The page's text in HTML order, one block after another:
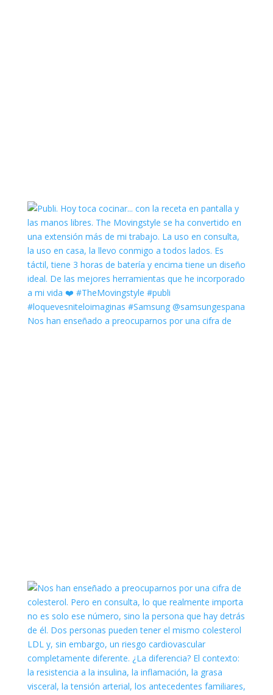
Nos han enseñado a preocuparnos por una cifra de